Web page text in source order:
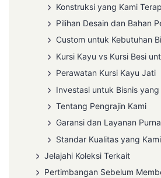
Konstruksi yang Kami
Pilihan Desain dan Bahan
Custom untuk Kebutuhan
Kursi Kayu vs Kursi Besi
Perawatan Kursi Kayu Jati
Investasi untuk Bisnis
Tentang Pengrajin Kami
Garansi dan Layanan
Standar Kualitas yang
Jelajahi Koleksi Terkait
Pertimbangan Sebelum